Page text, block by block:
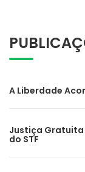
A Liberdade
Justiça Gratuita
do STF